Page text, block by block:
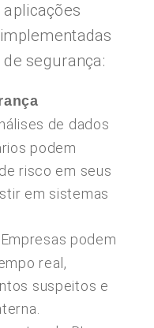
segurança:
de dados
podem
risco em seus
em sistemas
Empresas podem
real,
suspeitos e